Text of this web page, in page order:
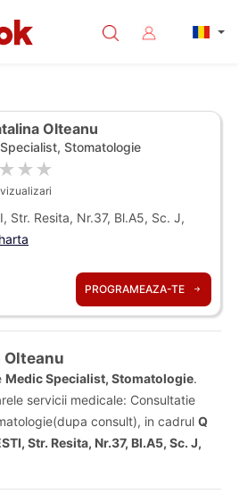
Olteanu
Stomatologie
Str. Resita, Nr.37, Bl.A5, Sc. J,
PROGRAMEAZA-TE
Olteanu
Medic Specialist, Stomatologie.
servicii medicale: Consultatie
consult), in cadrul Q
Str. Resita, Nr.37, Bl.A5, Sc. J,